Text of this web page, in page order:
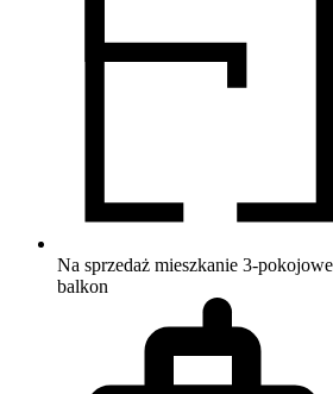
Na sprzedaż mieszkanie 3-
balkon